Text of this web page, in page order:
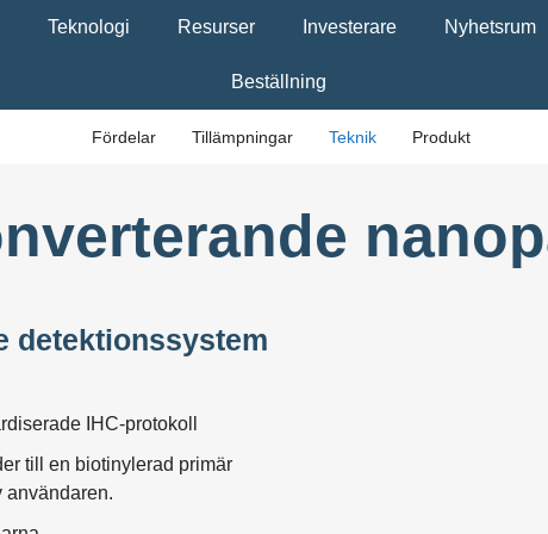
Teknologi Resurser Investerare Nyhetsrum
Beställning
Fördelar Tillämpningar Teknik Produkt
detektionssystem
IHC-protokoll
till en biotinylerad primär
användaren.